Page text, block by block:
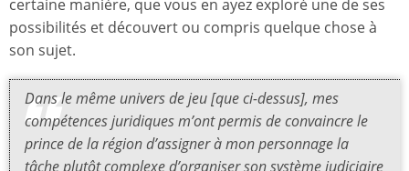
certaine manière, que vous en ayez exploré une de ses
possibilités et découvert ou compris quelque chose à
son sujet.
Dans le même univers de jeu [que ci-dessus], mes
compétences juridiques m’ont permis de convaincre le
prince de la région d’assigner à mon personnage la
tâche plutôt complexe d’organiser son système judiciaire